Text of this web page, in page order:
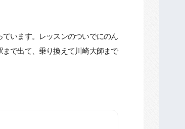
います。レッスンのついでにのん
で出て、乗り換えて川崎大師まで